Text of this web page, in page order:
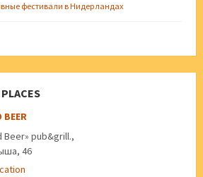
фестивали в Нидерландах
BEER
Beer» pub&grill.,
46